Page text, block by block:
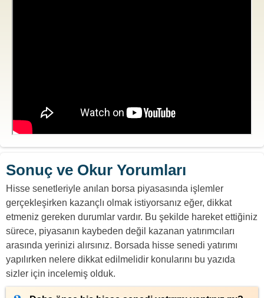
Sonuç ve Okur Yorumları
Hisse senetleriyle anılan borsa piyasasında işlemler
gerçekleşirken kazançlı olmak istiyorsanız eğer, dikkat
etmeniz gereken durumlar vardır. Bu şekilde hareket ettiğiniz
sürece, piyasanın kaybeden değil kazanan yatırımcıları
arasında yerinizi alırsınız. Borsada hisse senedi yatırımı
yapılırken nelere dikkat edilmelidir konularını bu yazıda
sizler için incelemiş olduk.